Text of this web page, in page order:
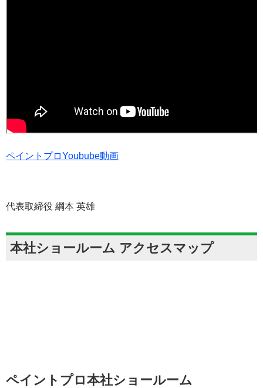
ペイントプロYoubube動画
代表取締役 綱本 英雄
本社ショールーム アクセスマップ
ペイントプロ本社ショールーム